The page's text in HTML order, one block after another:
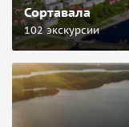
Сортавала
102 экскурсии